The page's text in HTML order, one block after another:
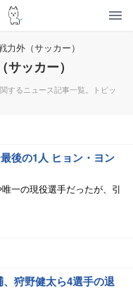
力外（サッカー）
ッカー）
するニュース記事一覧。トピッ
後の1人 ヒョン・ヨン
一の現役選手だったが、引
狩野健太ら4選手の退